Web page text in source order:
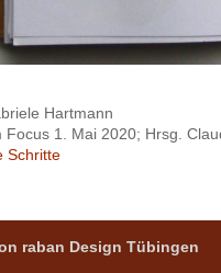
Hartmann
Focus 1. Mai 2020; Hrsg.
Schritte
raban Design Tübingen